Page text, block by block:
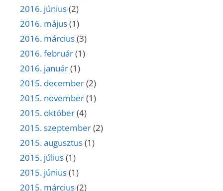
2016. június(2)
2016. május(1)
2016. március(3)
2016. február(1)
2016. január(1)
2015. december(2)
2015. november(1)
2015. október(4)
2015. szeptember(2)
2015. augusztus(1)
2015. július(1)
2015. június(1)
2015. március(2)